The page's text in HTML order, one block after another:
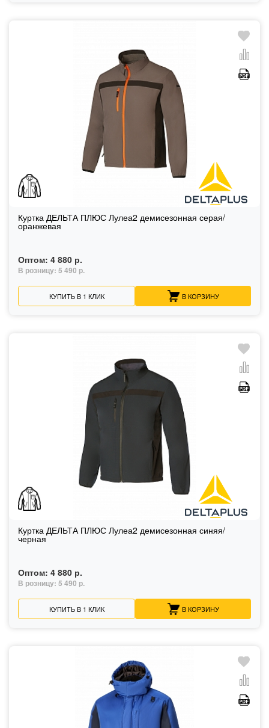
Куртка ДЕЛЬТА ПЛЮС Лулеа2 демисезонная серая/
оранжевая
Оптом: 4 880 р.
В розницу: 5 490 р.
КУПИТЬ В 1 КЛИК В КОРЗИНУ
Куртка ДЕЛЬТА ПЛЮС Лулеа2 демисезонная синяя/
черная
Оптом: 4 880 р.
В розницу: 5 490 р.
КУПИТЬ В 1 КЛИК В КОРЗИНУ